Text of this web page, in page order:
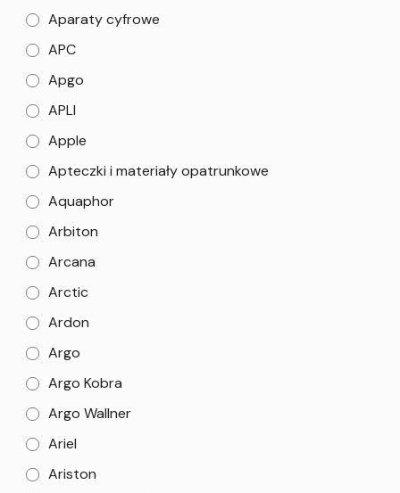
Aparaty cyfrowe
APC
Apgo
APLI
Apple
Apteczki i materiały opatrunkowe
Aquaphor
Arbiton
Arcana
Arctic
Ardon
Argo
Argo Kobra
Argo Wallner
Ariel
Ariston